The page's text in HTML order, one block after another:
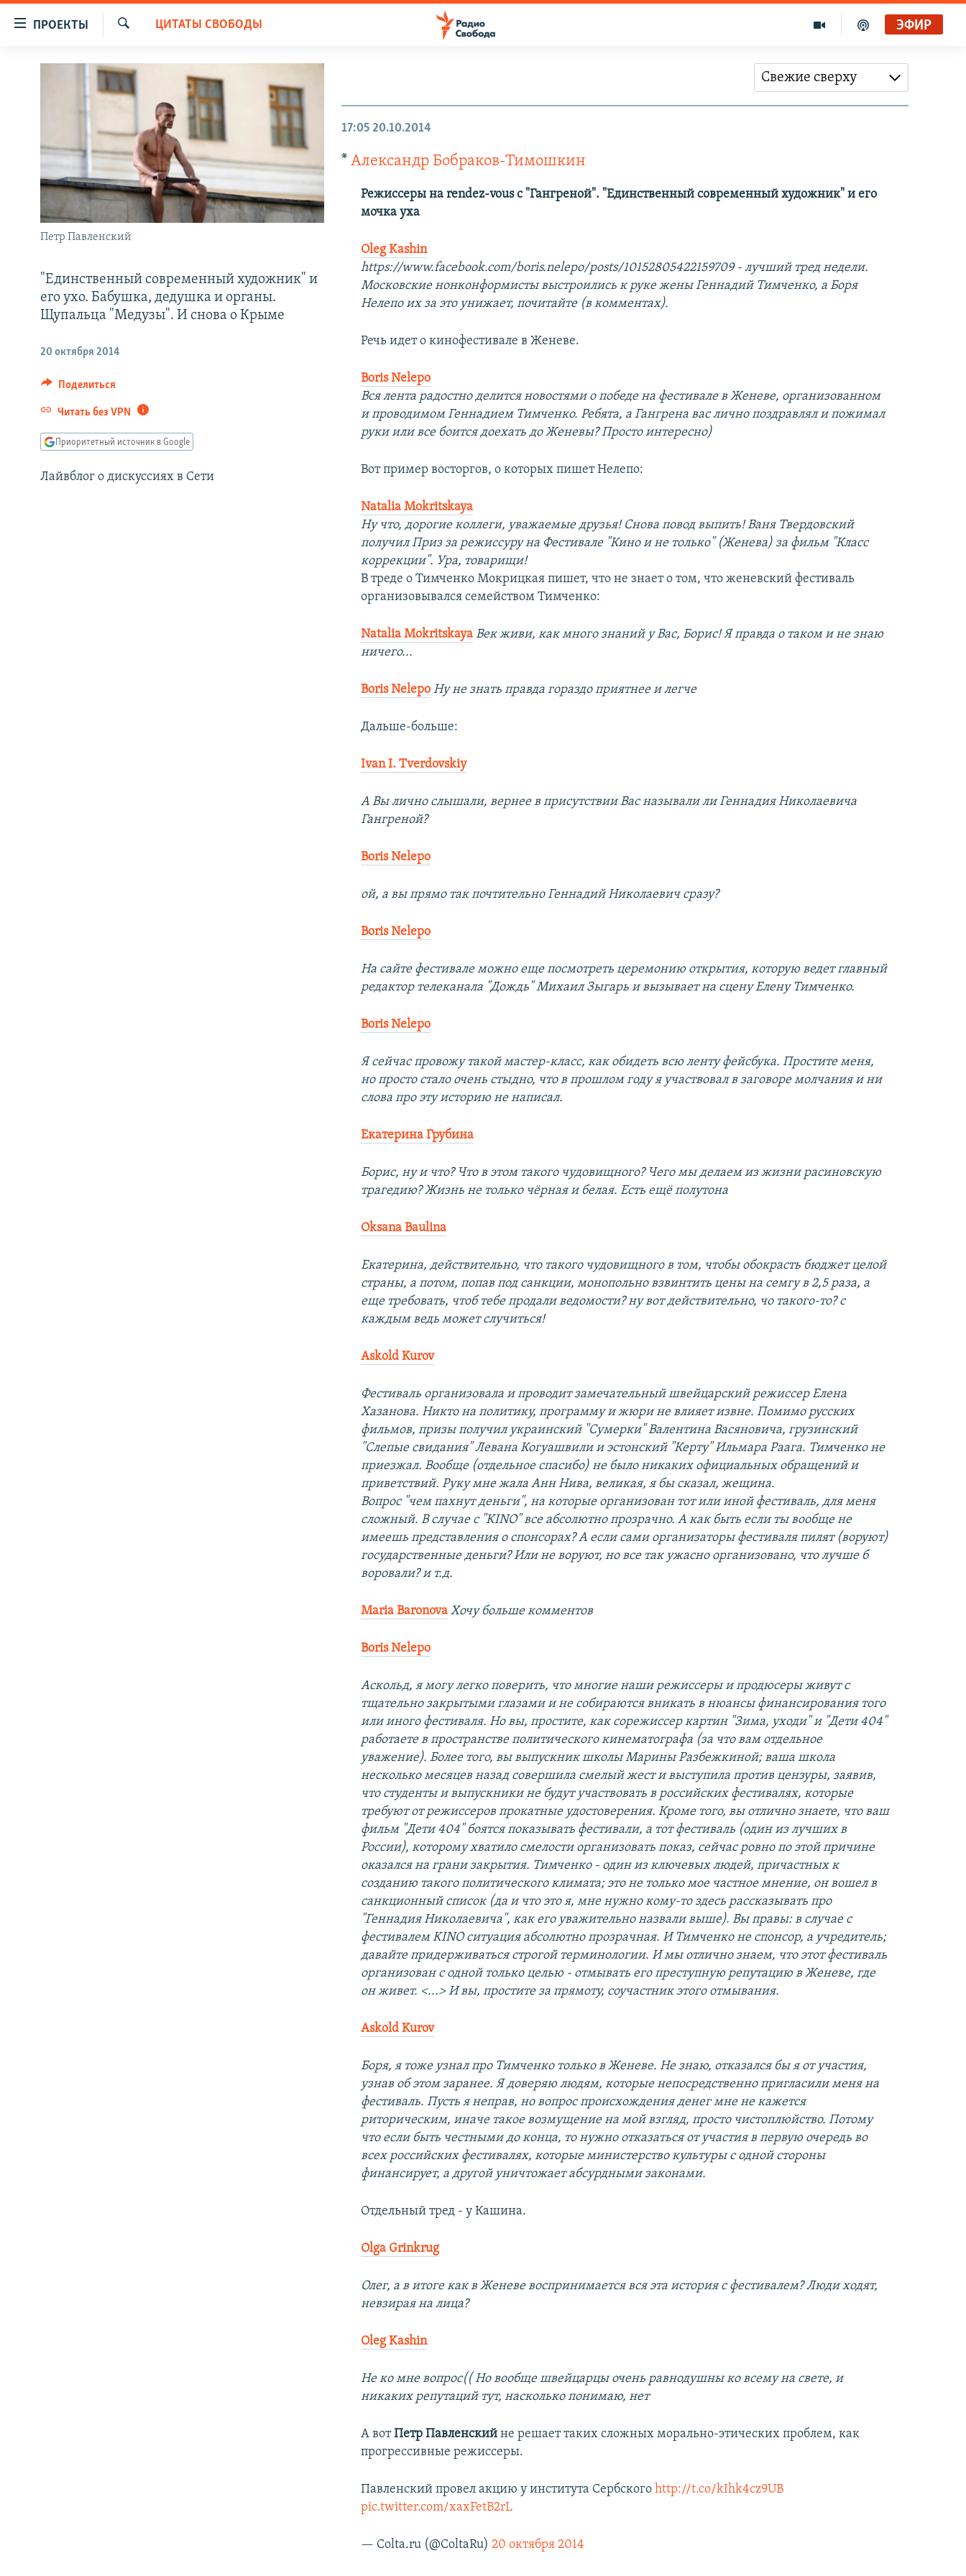
упрощенного
основному
содержанию
Вернутся
главной
навигации
ПРОЕКТЫ
ПРОГРАММЫ
АВТОРСКИЕ ПРОЕКТЫ
ЦИТАТЫ СВОБОДЫ
МНЕНИЯ
КУЛЬТУРА
IDEL.РЕАЛИИ
КАВКАЗ.РЕАЛИИ
СЕВЕР.РЕАЛИИ
СИБИРЬ.РЕАЛИИ
РАСПИСАНИЕ ВЕЩАНИЯ
ПОДПИШИТЕСЬ НА РАССЫЛКУ
ЦИТАТЫ СВОБОДЫ ЭФИР
Петр Павленский
"Единственный современный художник" и
его ухо. Бабушка, дедушка и органы.
Щупальца "Медузы". И снова о Крыме
20 октября 2014
Поделиться
Читать без VPN
Приоритетный источник в Google
Лайвблог о дискуссиях в Сети
Свежие сверху
17:05 20.10.2014
* Александр Бобраков-Тимошкин
Режиссеры на rendez-vous с "Гангреной". "Единственный современный художник" и его
мочка уха
Oleg Kashin
https://www.facebook.com/boris.nelepo/posts/10152805422159709 - лучший тред недели.
Московские нонконформисты выстроились к руке жены Геннадий Тимченко, а Боря
Нелепо их за это унижает, почитайте (в комментах).
Речь идет о кинофестивале в Женеве.
Boris Nelepo
Вся лента радостно делится новостями о победе на фестивале в Женеве, организованном
и проводимом Геннадием Тимченко. Ребята, а Гангрена вас лично поздравлял и пожимал
руки или все боится доехать до Женевы? Просто интересно)
Вот пример восторгов, о которых пишет Нелепо:
Natalia Mokritskaya
Ну что, дорогие коллеги, уважаемые друзья! Снова повод выпить! Ваня Твердовский
получил Приз за режиссуру на Фестивале "Кино и не только" (Женева) за фильм "Класс
коррекции". Ура, товарищи!
В треде о Тимченко Мокрицкая пишет, что не знает о том, что женевский фестиваль
организовывался семейством Тимченко:
Natalia MokritskayaВек живи, как много знаний у Вас, Борис! Я правда о таком и не знаю
ничего...
Boris NelepoНу не знать правда гораздо приятнее и легче
Дальше-больше:
Ivan I. Tverdovskiy
А Вы лично слышали, вернее в присутствии Вас называли ли Геннадия Николаевича
Гангреной?
Boris Nelepo
ой, а вы прямо так почтительно Геннадий Николаевич сразу?
Boris Nelepo
На сайте фестивале можно еще посмотреть церемонию открытия, которую ведет главный
редактор телеканала "Дождь" Михаил Зыгарь и вызывает на сцену Елену Тимченко.
Boris Nelepo
Я сейчас провожу такой мастер-класс, как обидеть всю ленту фейсбука. Простите меня,
но просто стало очень стыдно, что в прошлом году я участвовал в заговоре молчания и ни
слова про эту историю не написал.
Екатерина Грубина
Борис, ну и что? Что в этом такого чудовищного? Чего мы делаем из жизни расиновскую
трагедию? Жизнь не только чёрная и белая. Есть ещё полутона
Oksana Baulina
Екатерина, действительно, что такого чудовищного в том, чтобы обокрасть бюджет целой
страны, а потом, попав под санкции, монопольно взвинтить цены на семгу в 2,5 раза, а
еще требовать, чтоб тебе продали ведомости? ну вот действительно, чо такого-то? с
каждым ведь может случиться!
Askold Kurov
Фестиваль организовала и проводит замечательный швейцарский режиссер Елена
Хазанова. Никто на политику, программу и жюри не влияет извне. Помимо русских
фильмов, призы получил украинский "Сумерки" Валентина Васяновича, грузинский
"Слепые свидания" Левана Когуашвили и эстонский "Керту" Ильмара Раага. Тимченко не
приезжал. Вообще (отдельное спасибо) не было никаких официальных обращений и
приветствий. Руку мне жала Анн Нива, великая, я бы сказал, жещина.
Вопрос "чем пахнут деньги", на которые организован тот или иной фестиваль, для меня
сложный. В случае с "KINO" все абсолютно прозрачно. А как быть если ты вообще не
имеешь представления о спонсорах? А если сами организаторы фестиваля пилят (воруют)
государственные деньги? Или не воруют, но все так ужасно организовано, что лучше б
воровали? и т.д.
Maria Baronova Хочу больше комментов
Boris Nelepo
Аскольд, я могу легко поверить, что многие наши режиссеры и продюсеры живут с
тщательно закрытыми глазами и не собираются вникать в нюансы финансирования того
или иного фестиваля. Но вы, простите, как сорежиссер картин "Зима, уходи" и "Дети 404"
работаете в пространстве политического кинематографа (за что вам отдельное
уважение). Более того, вы выпускник школы Марины Разбежкиной; ваша школа
несколько месяцев назад совершила смелый жест и выступила против цензуры, заявив,
что студенты и выпускники не будут участвовать в российских фестивалях, которые
требуют от режиссеров прокатные удостоверения. Кроме того, вы отлично знаете, что ваш
фильм "Дети 404" боятся показывать фестивали, а тот фестиваль (один из лучших в
России), которому хватило смелости организовать показ, сейчас ровно по этой причине
оказался на грани закрытия. Тимченко - один из ключевых людей, причастных к
созданию такого политического климата; это не только мое частное мнение, он вошел в
санкционный список (да и что это я, мне нужно кому-то здесь рассказывать про
"Геннадия Николаевича", как его уважительно назвали выше). Вы правы: в случае с
фестивалем KINO ситуация абсолютно прозрачная. И Тимченко не спонсор, а учредитель;
давайте придерживаться строгой терминологии. И мы отлично знаем, что этот фестиваль
организован с одной только целью - отмывать его преступную репутацию в Женеве, где
он живет. <...> И вы, простите за прямоту, соучастник этого отмывания.
Askold Kurov
Боря, я тоже узнал про Тимченко только в Женеве. Не знаю, отказался бы я от участия,
узнав об этом заранее. Я доверяю людям, которые непосредственно пригласили меня на
фестиваль. Пусть я неправ, но вопрос происхождения денег мне не кажется
риторическим, иначе такое возмущение на мой взгляд, просто чистоплюйство. Потому
что если быть честными до конца, то нужно отказаться от участия в первую очередь во
всех российских фестивалях, которые министерство культуры с одной стороны
финансирует, а другой уничтожает абсурдными законами.
Отдельный тред - у Кашина.
Olga Grinkrug
Олег, а в итоге как в Женеве воспринимается вся эта история с фестивалем? Люди ходят,
невзирая на лица?
Oleg Kashin
Не ко мне вопрос(( Но вообще швейцарцы очень равнодушны ко всему на свете, и
никаких репутаций тут, насколько понимаю, нет
А вотПетр Павленскийне решает таких сложных морально-этических проблем, как
прогрессивные режиссеры.
Павленский провел акцию у института Сербского http://t.co/kIhk4cz9UB
pic.twitter.com/xaxFetB2rL
— Colta.ru (@ColtaRu) 20 октября 2014